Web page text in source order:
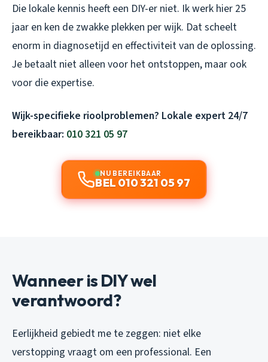
Die lokale kennis heeft een DIY-er niet. Ik werk hier 25
jaar en ken de zwakke plekken per wijk. Dat scheelt
enorm in diagnosetijd en effectiviteit van de oplossing.
Je betaalt niet alleen voor het ontstoppen, maar ook
voor die expertise.
Wijk-specifieke rioolproblemen? Lokale expert 24/7
bereikbaar: 010 321 05 97
NU BEREIKBAAR
BEL 010 321 05 97
Wanneer is DIY wel
verantwoord?
Eerlijkheid gebiedt me te zeggen: niet elke
verstopping vraagt om een professional. Een